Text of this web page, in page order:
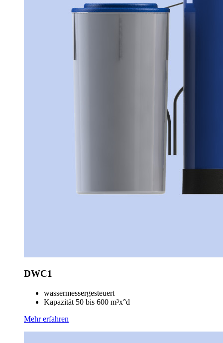
DWC1
wassermessergesteuert
Kapazität 50 bis 600 m³x°d
Mehr erfahren